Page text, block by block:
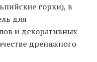
горки), в
для
и декоративных
дренажного